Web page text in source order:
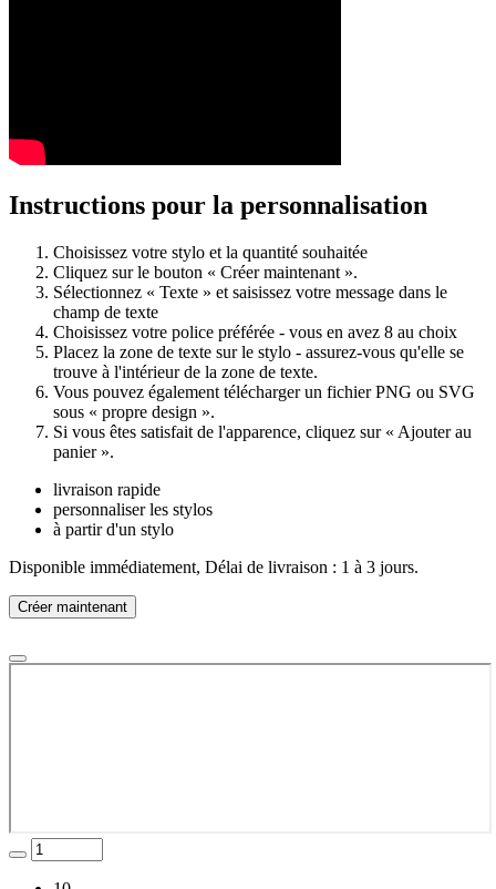
Instructions pour la personnalisation
Choisissez votre stylo et la quantité souhaitée
Cliquez sur le bouton « Créer maintenant ».
Sélectionnez « Texte » et saisissez votre message dans le
champ de texte
Choisissez votre police préférée - vous en avez 8 au choix
Placez la zone de texte sur le stylo - assurez-vous qu'elle se
trouve à l'intérieur de la zone de texte.
Vous pouvez également télécharger un fichier PNG ou SVG
sous « propre design ».
Si vous êtes satisfait de l'apparence, cliquez sur « Ajouter au
panier ».
livraison rapide
personnaliser les stylos
à partir d'un stylo
Disponible immédiatement, Délai de livraison : 1 à 3 jours.
Créer maintenant